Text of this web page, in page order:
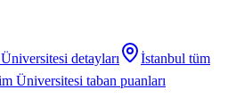
detayları İstanbul tüm
Üniversitesi taban puanları